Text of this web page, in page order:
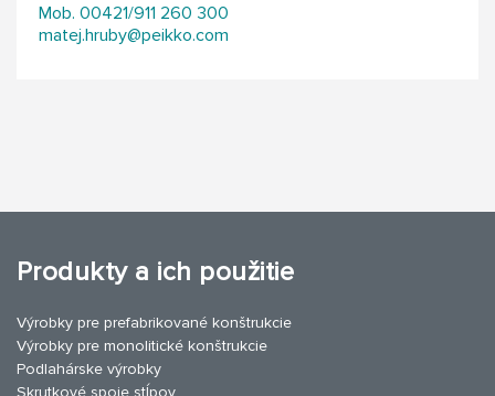
Mob. 00421/911 260 300
matej.hruby@peikko.com
Produkty a ich použitie
Výrobky pre prefabrikované konštrukcie
Výrobky pre monolitické konštrukcie
Podlahárske výrobky
Skrutkové spoje stĺpov